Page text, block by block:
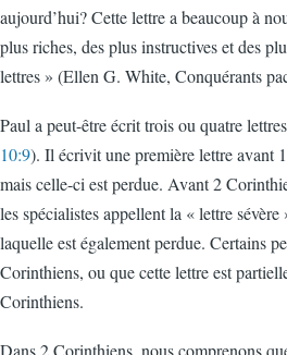
aujourd’hui? Cette lettre a beaucoup à
plus riches, des plus instructives et des
lettres » (Ellen G. White, Conquérants
Paul a peut-être écrit trois ou quatre
10:9). Il écrivit une première lettre avant
mais celle-ci est perdue. Avant 2
les spécialistes appellent la « lettre sévère
laquelle est également perdue. Certains
Corinthiens, ou que cette lettre est
Corinthiens.
Dans 2 Corinthiens, nous comprenons